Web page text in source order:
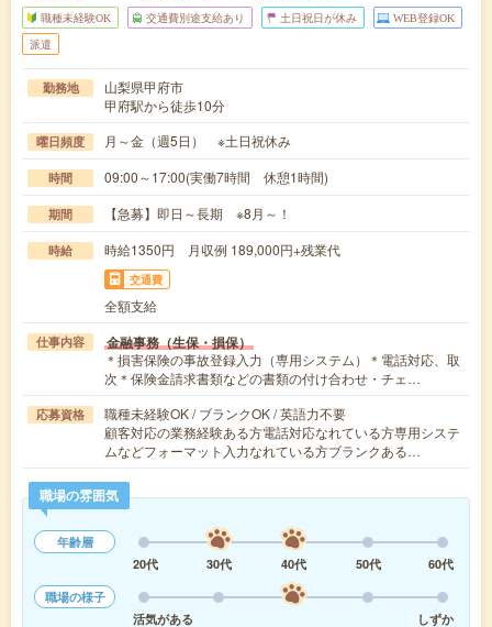
職種未経験OK 交通費別途支給あり 土日祝日が休み WEB登録OK
派遣
勤務地
山梨県甲府市
甲府駅から徒歩10分
曜日頻度 月～金（週5日） ※土日祝休み
時間 09:00～17:00(実働7時間 休憩1時間)
期間 【急募】即日～長期 ※8月～！
時給 時給1350円 月収例 189,000円+残業代
交通費
全額支給
仕事内容 金融事務（生保・損保）
＊損害保険の事故登録入力（専用システム）＊電話対応、取
次＊保険金請求書類などの書類の付け合わせ・チェ…
応募資格
職種未経験OK / ブランクOK / 英語力不要
顧客対応の業務経験ある方電話対応なれている方専用システ
ムなどフォーマット入力なれている方ブランクある…
職場の雰囲気
年齢層
20代
30代 40代 50代
60代
職場の様子
活気がある
しずか